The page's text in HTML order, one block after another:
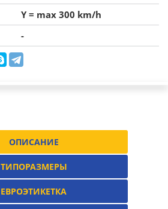
Y = max 300 km/h
-
ОПИСАНИЕ
ТИПОРАЗМЕРЫ
ЕВРОЭТИКЕТКА